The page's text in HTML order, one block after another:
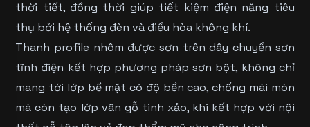
thời tiết, đồng thời giúp tiết kiệm điện năng tiêu
thụ bởi hệ thống đèn và điều hòa không khí.
Thanh profile nhôm được sơn trên dây chuyền sơn
tĩnh điện kết hợp phương pháp sơn bột, không chỉ
mang tới lớp bề mặt có độ bền cao, chống mài mòn
mà còn tạo lớp vân gỗ tinh xảo, khi kết hợp với nội